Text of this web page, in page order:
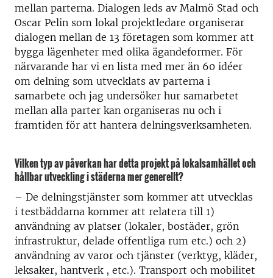
mellan parterna. Dialogen leds av Malmö Stad och
Oscar Pelin som lokal projektledare organiserar
dialogen mellan de 13 företagen som kommer att
bygga lägenheter med olika ägandeformer. För
närvarande har vi en lista med mer än 60 idéer
om delning som utvecklats av parterna i
samarbete och jag undersöker hur samarbetet
mellan alla parter kan organiseras nu och i
framtiden för att hantera delningsverksamheten.
Vilken typ av påverkan har detta projekt på lokalsamhället och
hållbar utveckling i städerna mer generellt?
– De delningstjänster som kommer att utvecklas
i testbäddarna kommer att relatera till 1)
användning av platser (lokaler, bostäder, grön
infrastruktur, delade offentliga rum etc.) och 2)
användning av varor och tjänster (verktyg, kläder,
leksaker, hantverk , etc.). Transport och mobilitet